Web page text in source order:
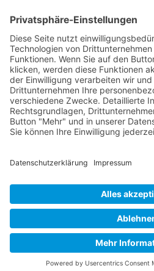
Wichtiges
Impressum
Datenschutz
Kooperation
Werbung
Presse- und Öffentlichkeitsarbeit
Aktuelles
Themenwelt
Geprüfter Franchisegeber
© 2023 Franchisevergleich.eu
Facebook-f Twitter Youtube